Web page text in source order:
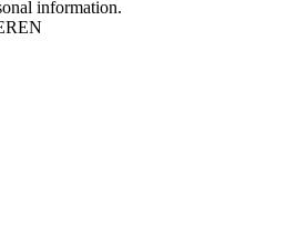
information.